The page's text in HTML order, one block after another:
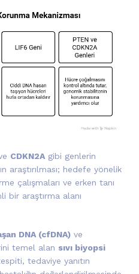
CDKN2A gibi genlerin
araştırılması; hedefe yönelik
çalışmaları ve erken tanı
bir araştırma alanı
DNA (cfDNA) ve
temel alan sıvı biyopsi
tedaviye yanıtın